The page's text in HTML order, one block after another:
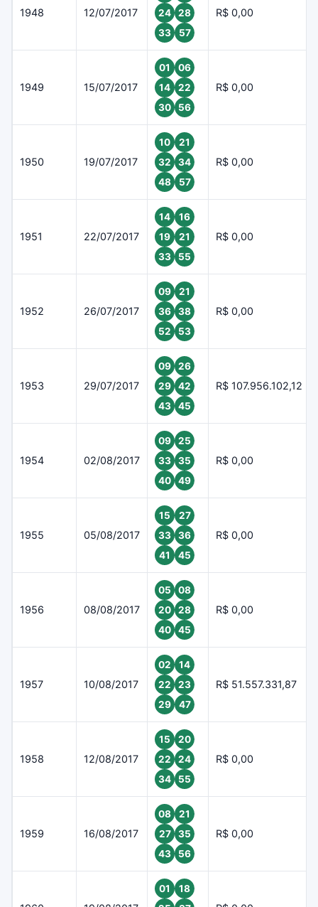
1948 12/07/2017
24
28
33
57
R$ 0,00
1949 15/07/2017
01
06
14
22
30
56
R$ 0,00
1950 19/07/2017
10
21
32
34
48
57
R$ 0,00
1951 22/07/2017
14
16
19
21
33
55
R$ 0,00
1952 26/07/2017
09
21
36
38
52
53
R$ 0,00
1953 29/07/2017
09
26
29
42
43
45
R$ 107.956.102,12
1954 02/08/2017
09
25
33
35
40
49
R$ 0,00
1955 05/08/2017
15
27
33
36
41
45
R$ 0,00
1956 08/08/2017
05
08
20
28
40
45
R$ 0,00
1957 10/08/2017
02
14
22
23
29
47
R$ 51.557.331,87
1958 12/08/2017
15
20
22
24
34
55
R$ 0,00
1959 16/08/2017
08
21
27
35
43
56
R$ 0,00
01
18